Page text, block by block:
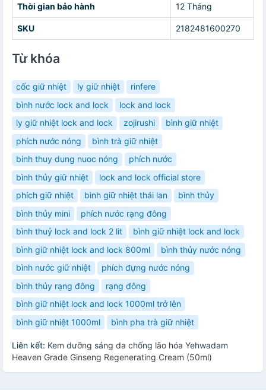
Thời gian bảo hành 12 Tháng
SKU 2182481600270
Từ khóa
cốc giữ nhiệt ly giữ nhiệt
rinfere
bình nước lock and lock
lock and lock
ly giữ nhiệt lock and lock
zojirushi
bình giữ nhiệt
phích nước nóng
bình trà giữ nhiệt
binh thuy dung nuoc nóng
phích nước
bình thủy giữ nhiệt
lock and lock official store
phích giữ nhiệt
bình giữ nhiệt thái lan
bình thủy
bình thủy mini
phích nước rạng đông
bình thuỷ lock and lock 2 lit
bình giữ nhiệt lock and lock
bình giữ nhiệt lock and lock 800ml
bình thủy nước nóng
bình nước giữ nhiệt
phích đựng nước nóng
bình thủy rạng đông
rạng đông
bình giữ nhiệt lock and lock 1000ml trở lên
bình giữ nhiệt 1000ml
bình pha trà giữ nhiệt
Liên kết: Kem dưỡng sáng da chống lão hóa Yehwadam
Heaven Grade Ginseng Regenerating Cream (50ml)